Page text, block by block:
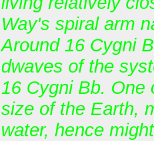
Way's spiral arm
Around 16 Cygni
dwaves of the
16 Cygni Bb. One
size of the Earth,
water, hence